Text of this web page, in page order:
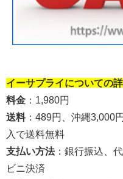
イーサプライについての
料金 ：1,980円
送料： 489円、沖縄3,000
入で送料無料
支払い方法： 銀行振込、
ビニ決済